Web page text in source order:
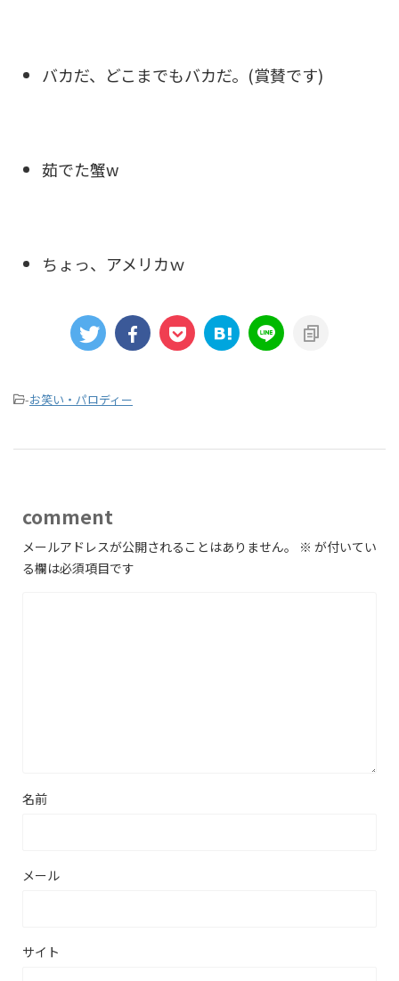
バカだ、どこまでもバカだ。(賞賛です)
茹でた蟹w
ちょっ、アメリカｗ
-お笑い・パロディー
comment
メールアドレスが公開されることはありません。 ※ が付いてい
る欄は必須項目です
名前
メール
サイト